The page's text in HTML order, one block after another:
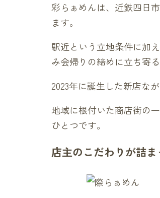
彩らぁめんは、近鉄四日
ます。
駅近という立地条件に加
み会帰りの締めに立ち寄
2023年に誕生した新店な
地域に根付いた商店街の
ひとつです。
店主のこだわりが詰